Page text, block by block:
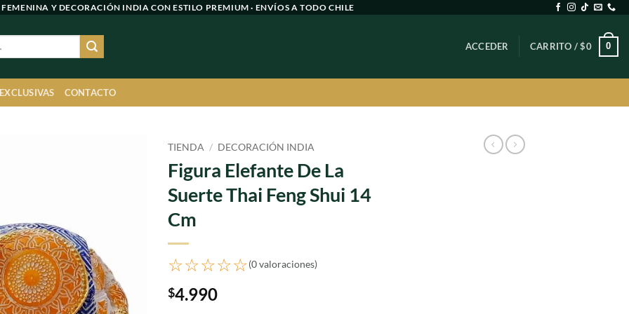
Y DECORACIÓN INDIA CON ESTILO PREMIUM · ENVÍOS A TODO CHILE
ACCEDER CARRITO /$0 0
CONTACTO
TIENDA / DECORACIÓN INDIA
Figura Elefante De La
Suerte Thai Feng Shui 14
Cm
☆☆☆☆☆(0 valoraciones)
$4.990